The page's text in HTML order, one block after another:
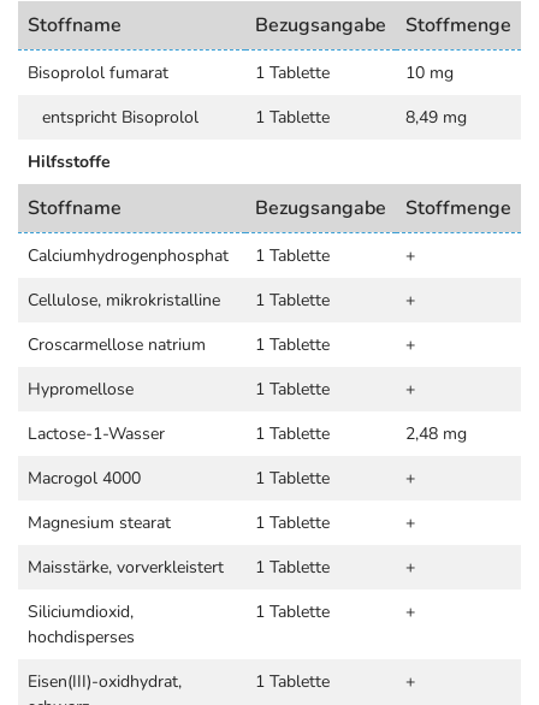
Stoffname Bezugsangabe Stoffmenge
Bisoprolol fumarat 1 Tablette
10 mg
entspricht Bisoprolol
1 Tablette
8,49 mg
Hilfsstoffe
Stoffname Bezugsangabe Stoffmenge
Calciumhydrogenphosphat 1 Tablette
+
Cellulose, mikrokristalline
1 Tablette
+
Croscarmellose natrium
1 Tablette
+
Hypromellose
1 Tablette
+
Lactose-1-Wasser
1 Tablette
2,48 mg
Macrogol 4000
1 Tablette
+
Magnesium stearat
1 Tablette
+
Maisstärke, vorverkleistert
1 Tablette
+
Siliciumdioxid,
hochdisperses
1 Tablette +
Eisen(III)-oxidhydrat,
1 Tablette +